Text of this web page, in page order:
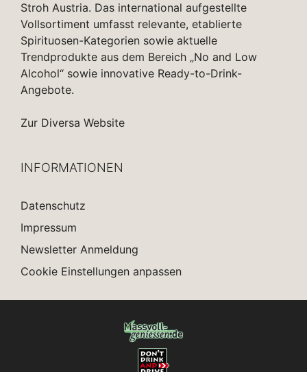
Stroh Austria. Das international aufgestellte
Vollsortiment umfasst relevante, etablierte
Spirituosen-Kategorien sowie aktuelle
Trendprodukte aus dem Bereich „No and Low
Alcohol“ sowie innovative Ready-to-Drink-
Angebote.
Zur Diversa Website
INFORMATIONEN
Datenschutz
Impressum
Newsletter Anmeldung
Cookie Einstellungen anpassen